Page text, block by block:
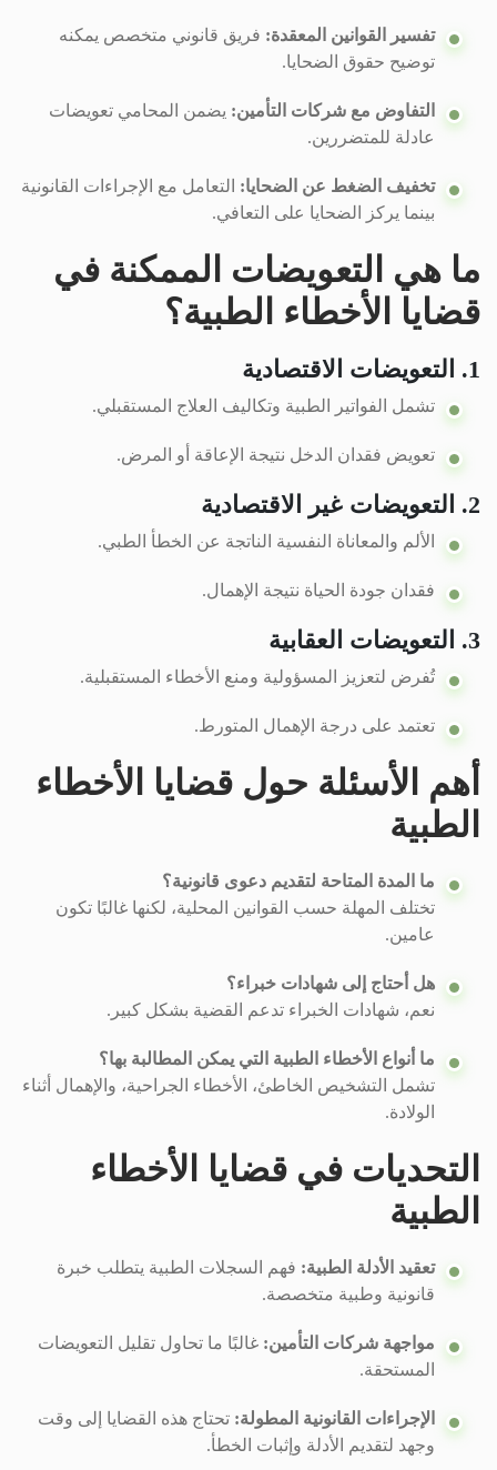
تفسير القوانين المعقدة: فريق قانوني متخصص يمكنه
توضيح حقوق الضحايا.
التفاوض مع شركات التأمين: يضمن المحامي تعويضات
عادلة للمتضررين.
تخفيف الضغط عن الضحايا: التعامل مع الإجراءات القانونية
بينما يركز الضحايا على التعافي.
ما هي التعويضات الممكنة في
قضايا الأخطاء الطبية؟
1. التعويضات الاقتصادية
تشمل الفواتير الطبية وتكاليف العلاج المستقبلي.
تعويض فقدان الدخل نتيجة الإعاقة أو المرض.
2. التعويضات غير الاقتصادية
الألم والمعاناة النفسية الناتجة عن الخطأ الطبي.
فقدان جودة الحياة نتيجة الإهمال.
3. التعويضات العقابية
تُفرض لتعزيز المسؤولية ومنع الأخطاء المستقبلية.
تعتمد على درجة الإهمال المتورط.
أهم الأسئلة حول قضايا الأخطاء
الطبية
ما المدة المتاحة لتقديم دعوى قانونية؟
تختلف المهلة حسب القوانين المحلية، لكنها غالبًا تكون
عامين.
هل أحتاج إلى شهادات خبراء؟
نعم، شهادات الخبراء تدعم القضية بشكل كبير.
ما أنواع الأخطاء الطبية التي يمكن المطالبة بها؟
تشمل التشخيص الخاطئ، الأخطاء الجراحية، والإهمال أثناء
الولادة.
التحديات في قضايا الأخطاء
الطبية
تعقيد الأدلة الطبية: فهم السجلات الطبية يتطلب خبرة
قانونية وطبية متخصصة.
مواجهة شركات التأمين: غالبًا ما تحاول تقليل التعويضات
المستحقة.
الإجراءات القانونية المطولة: تحتاج هذه القضايا إلى وقت
وجهد لتقديم الأدلة وإثبات الخطأ.